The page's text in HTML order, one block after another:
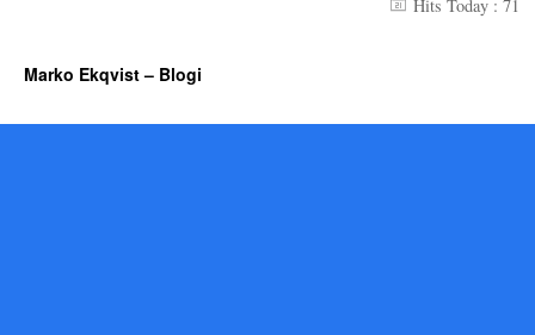
Hits Today : 71
Marko Ekqvist – Blogi